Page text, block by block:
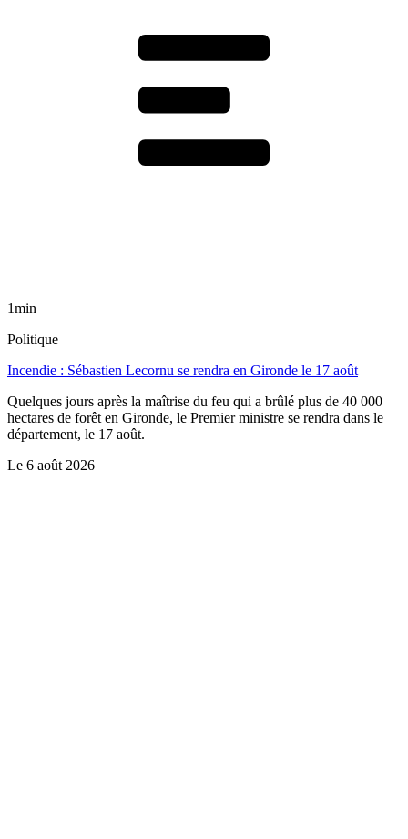
1min
Politique
Incendie : Sébastien Lecornu se rendra en Gironde le 17 août
Quelques jours après la maîtrise du feu qui a brûlé plus de 40 000
hectares de forêt en Gironde, le Premier ministre se rendra dans le
département, le 17 août.
Le 6 août 2026